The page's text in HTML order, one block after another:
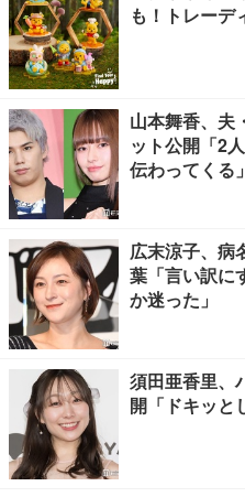
も！トレーデ
山本舞香、夫
ット公開「2
伝わってくる
広末涼子、病
葉「言い訳に
か迷った」
須田亜香里、
開「ドキッと